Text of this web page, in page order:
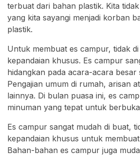
terbuat dari bahan plastik. Kita
yang kita sayangi menjadi korban
plastik.
Untuk membuat es campur, tidak
kepandaian khusus. Es campur
hidangkan pada acara-acara besar
Pengajian umum di rumah, arisan
lainnya. Di bulan puasa ini, es
minuman yang tepat untuk
Es campur sangat mudah di buat,
kepandaian khusus untuk
Bahan-bahan es campur juga